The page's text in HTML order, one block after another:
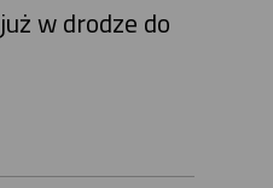
w drodze do